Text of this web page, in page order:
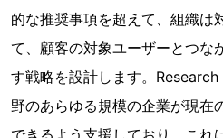
的な推奨事項を超えて、組織は
て、顧客の対象ユーザーとつな
す戦略を設計します。
野のあらゆる規模の企業が現在
できるよう支援しており、これ